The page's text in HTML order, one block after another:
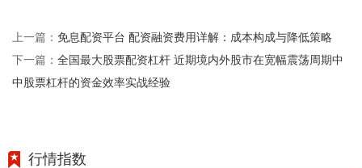
上一篇： 免息配资平台 配资融资费用详解：成本构成与降低策略
下一篇： 全国最大股票配资杠杆 近期境内外股市在宽幅震荡周期中
中股票杠杆的资金效率实战经验
行情指数